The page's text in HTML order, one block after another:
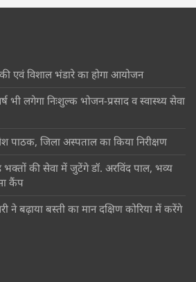
एवं विशाल भंडारे का होगा आयोजन
भी लगेगा निःशुल्क भोजन-प्रसाद व स्वास्थ्य सेवा
पाठक, जिला अस्पताल का किया निरीक्षण
भक्तों की सेवा में जुटेंगे डॉ. अरविंद पाल, भव्य
कैंप
ने बढ़ाया बस्ती का मान दक्षिण कोरिया में करेंगे